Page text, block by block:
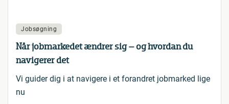
Jobsøgning
Når jobmarkedet ændrer sig – og hvordan du
navigerer det
Vi guider dig i at navigere i et forandret jobmarked lige
nu